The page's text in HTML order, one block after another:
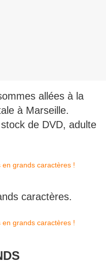
allées à la
à Marseille.
de DVD, adulte
caractères.